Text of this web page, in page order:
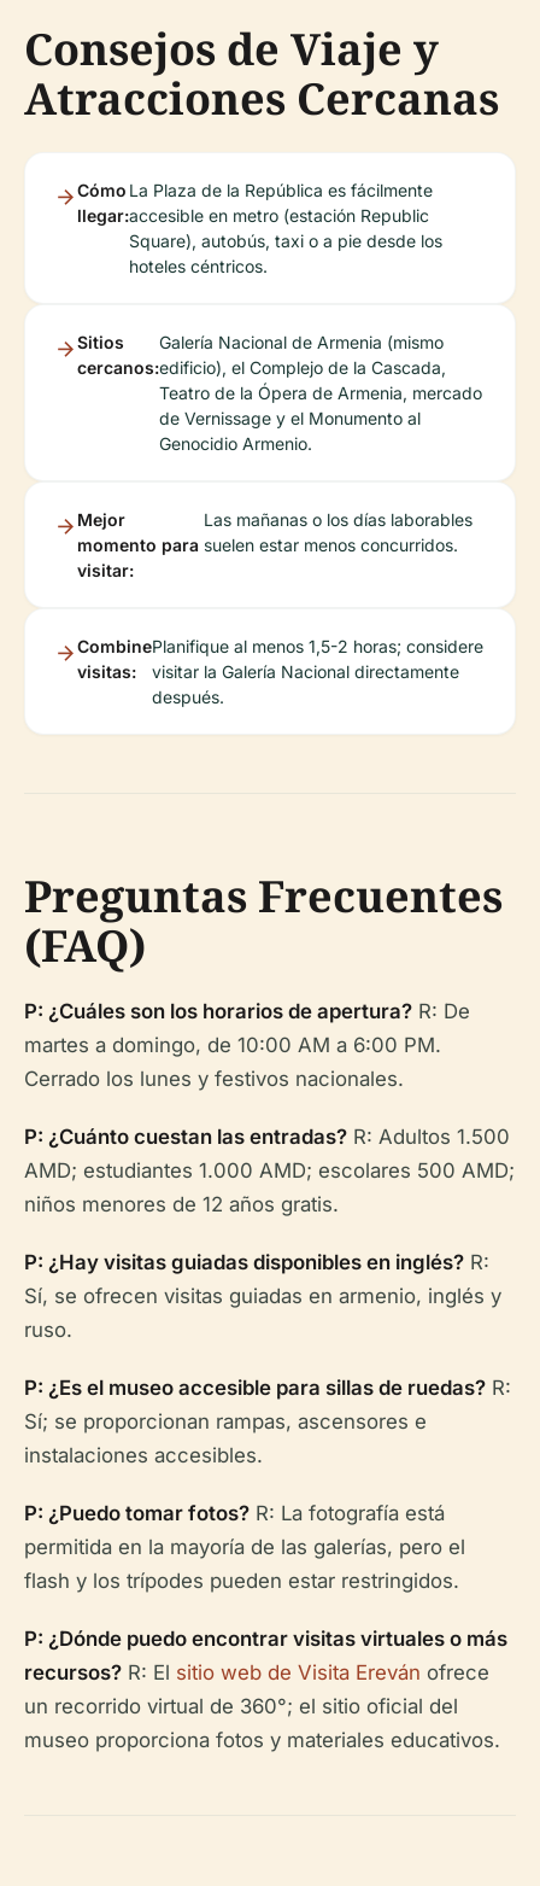
Consejos de Viaje y
Atracciones Cercanas
Cómo
llegar:
La Plaza de la República es fácilmente
accesible en metro (estación Republic
Square), autobús, taxi o a pie desde los
hoteles céntricos.
Sitios
cercanos:
Galería Nacional de Armenia (mismo
edificio), el Complejo de la Cascada,
Teatro de la Ópera de Armenia, mercado
de Vernissage y el Monumento al
Genocidio Armenio.
Mejor
momento para
visitar:
Las mañanas o los días laborables
suelen estar menos concurridos.
Combine
visitas:
Planifique al menos 1,5-2 horas; considere
visitar la Galería Nacional directamente
después.
Preguntas Frecuentes
(FAQ)
P: ¿Cuáles son los horarios de apertura? R: De
martes a domingo, de 10:00 AM a 6:00 PM.
Cerrado los lunes y festivos nacionales.
P: ¿Cuánto cuestan las entradas? R: Adultos 1.500
AMD; estudiantes 1.000 AMD; escolares 500 AMD;
niños menores de 12 años gratis.
P: ¿Hay visitas guiadas disponibles en inglés? R:
Sí, se ofrecen visitas guiadas en armenio, inglés y
ruso.
P: ¿Es el museo accesible para sillas de ruedas? R:
Sí; se proporcionan rampas, ascensores e
instalaciones accesibles.
P: ¿Puedo tomar fotos? R: La fotografía está
permitida en la mayoría de las galerías, pero el
flash y los trípodes pueden estar restringidos.
P: ¿Dónde puedo encontrar visitas virtuales o más
recursos? R: El sitio web de Visita Ereván ofrece
un recorrido virtual de 360°; el sitio oficial del
museo proporciona fotos y materiales educativos.